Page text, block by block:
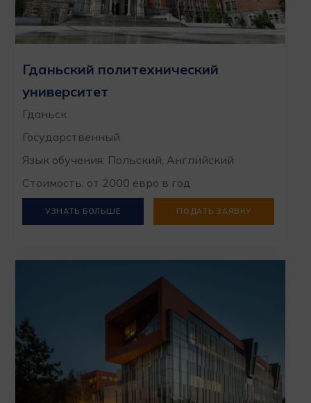
Гданьский политехнический
университет
Гданьск
Государственный
Язык обучения: Польский, Английский
Стоимость: от 2000 евро в год
УЗНАТЬ БОЛЬШЕ ПОДАТЬ ЗАЯВКУ